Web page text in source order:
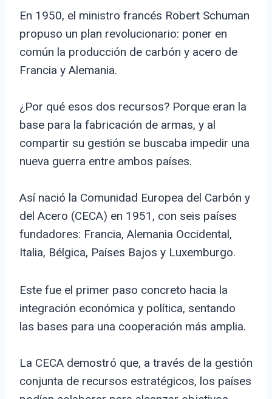
En 1950, el ministro francés Robert Schuman
propuso un plan revolucionario: poner en
común la producción de carbón y acero de
Francia y Alemania.
¿Por qué esos dos recursos? Porque eran la
base para la fabricación de armas, y al
compartir su gestión se buscaba impedir una
nueva guerra entre ambos países.
Así nació la Comunidad Europea del Carbón y
del Acero (CECA) en 1951, con seis países
fundadores: Francia, Alemania Occidental,
Italia, Bélgica, Países Bajos y Luxemburgo.
Este fue el primer paso concreto hacia la
integración económica y política, sentando
las bases para una cooperación más amplia.
La CECA demostró que, a través de la gestión
conjunta de recursos estratégicos, los países